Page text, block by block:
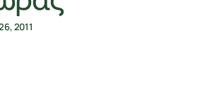
2011